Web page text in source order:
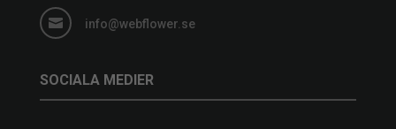
 info@webflower.se
SOCIALA MEDIER